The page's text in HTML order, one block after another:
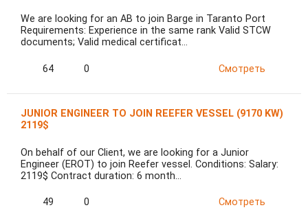
We are looking for an AB to join Barge in Taranto Port
Requirements: Experience in the same rank Valid STCW
documents; Valid medical certificat…
64 0 Смотреть
JUNIOR ENGINEER TO JOIN REEFER VESSEL (9170 KW)
2119$
On behalf of our Client, we are looking for a Junior
Engineer (EROT) to join Reefer vessel. Conditions: Salary:
2119$ Contract duration: 6 month…
49 0 Смотреть